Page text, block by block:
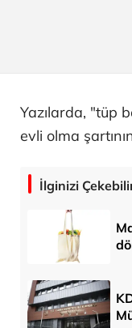
Yazılarda, "tüp
evli olma
İlginizi